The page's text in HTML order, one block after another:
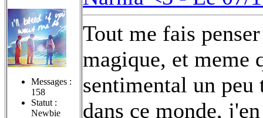
Messages :
158
Statut :
Newbie
Tout me fais
magique, et meme
sentimental un
dans ce monde,